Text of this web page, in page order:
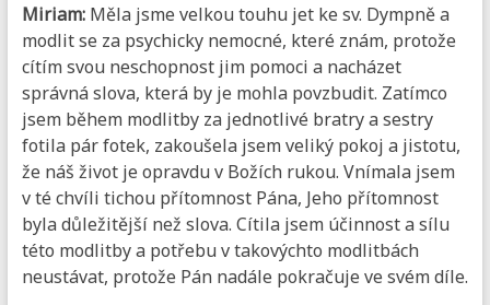
Miriam:Měla jsme velkou touhu jet ke sv. Dympně a
modlit se za psychicky nemocné, které znám, protože
cítím svou neschopnost jim pomoci a nacházet
správná slova, která by je mohla povzbudit. Zatímco
jsem během modlitby za jednotlivé bratry a sestry
fotila pár fotek, zakoušela jsem veliký pokoj a jistotu,
že náš život je opravdu v Božích rukou. Vnímala jsem
v té chvíli tichou přítomnost Pána, Jeho přítomnost
byla důležitější než slova. Cítila jsem účinnost a sílu
této modlitby a potřebu v takovýchto modlitbách
neustávat, protože Pán nadále pokračuje ve svém díle.